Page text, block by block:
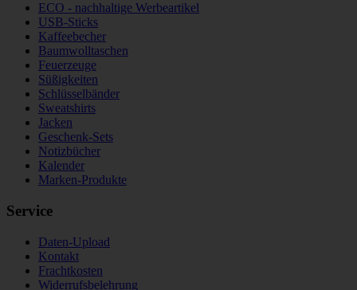
ECO - nachhaltige Werbeartikel
USB-Sticks
Kaffeebecher
Baumwolltaschen
Feuerzeuge
Süßigkeiten
Schlüsselbänder
Sweatshirts
Jacken
Geschenk-Sets
Notizbücher
Kalender
Marken-Produkte
Service
Daten-Upload
Kontakt
Frachtkosten
Widerrufsbelehrung